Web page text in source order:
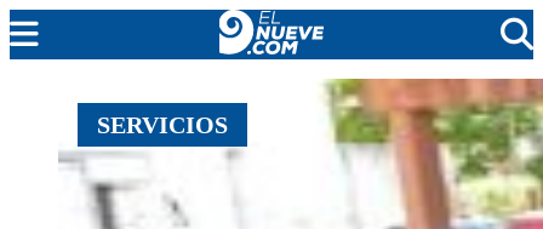
MENDOZA
CADA DÍA
ARGENTINA
NOTICIERO 9
SERVICIOS